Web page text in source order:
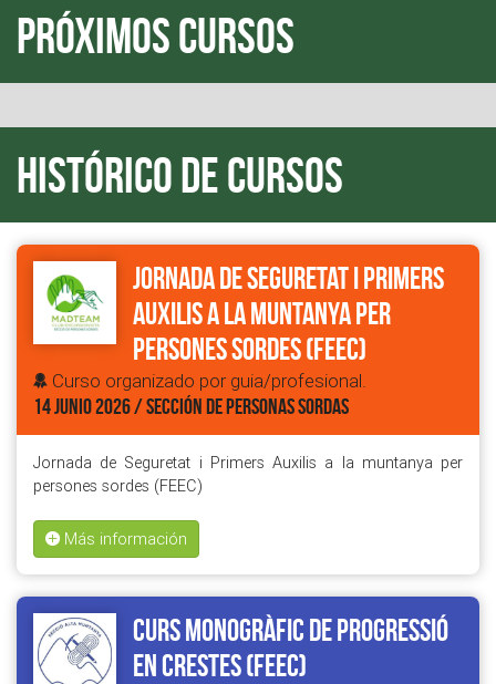
BLOG QUIEN SOMOS
Próximos cursos
Histórico de cursos
Jornada de Seguretat i Primers
Auxilis a la muntanya per
persones sordes (FEEC)
Curso organizado por guia/profesional.
14 JUNIO 2026 / SECCIÓN DE PERSONAS SORDAS
Jornada de Seguretat i Primers Auxilis a la muntanya per
persones sordes (FEEC)
Más información
Curs Monogràfic de progressió
en crestes (FEEC)